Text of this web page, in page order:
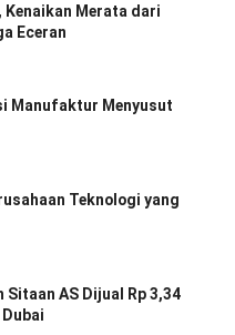
Kenaikan Merata dari
Eceran
Manufaktur Menyusut
Teknologi yang
Sitaan AS Dijual Rp 3,34